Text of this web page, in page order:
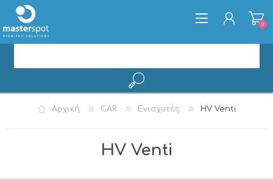
ΕΓΓΡΑΦΉ
0
Αρχική CAR Ενισχυτές HV Venti
HV Venti